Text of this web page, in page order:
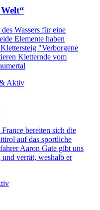
Wassers für eine
Elemente haben
"Verborgene
Kletternde vom
Aktiv
bereiten sich die
auf das sportliche
Aaron Gate gibt uns
verrät, weshalb er